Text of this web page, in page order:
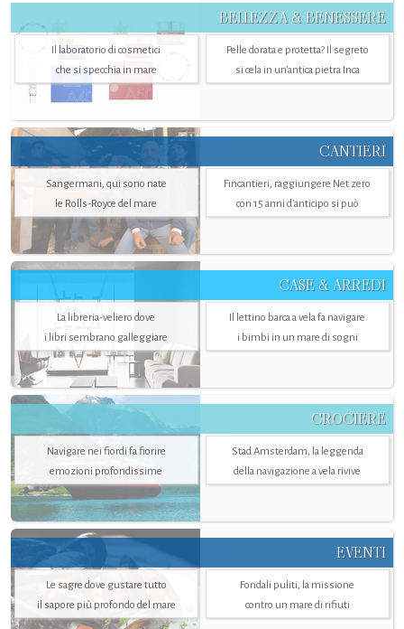
BELLEZZA & BENESSERE
Il laboratorio di cosmetici
che si specchia in mare
Pelle dorata e protetta? Il segreto
si cela in un’antica pietra Inca
CANTIERI
Sangermani, qui sono nate
le Rolls-Royce del mare
Fincantieri, raggiungere Net zero
con 15 anni d'anticipo si può
CASE & ARREDI
La libreria-veliero dove
i libri sembrano galleggiare
Il lettino barca a vela fa navigare
i bimbi in un mare di sogni
CROCIERE
Navigare nei fiordi fa fiorire
emozioni profondissime
Stad Amsterdam, la leggenda
della navigazione a vela rivive
EVENTI
Le sagre dove gustare tutto
il sapore più profondo del mare
Fondali puliti, la missione
contro un mare di rifiuti